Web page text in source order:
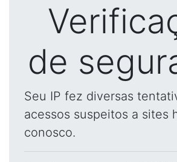
de
Seu IP fez diversas
acessos suspeitos a sites
conosco.